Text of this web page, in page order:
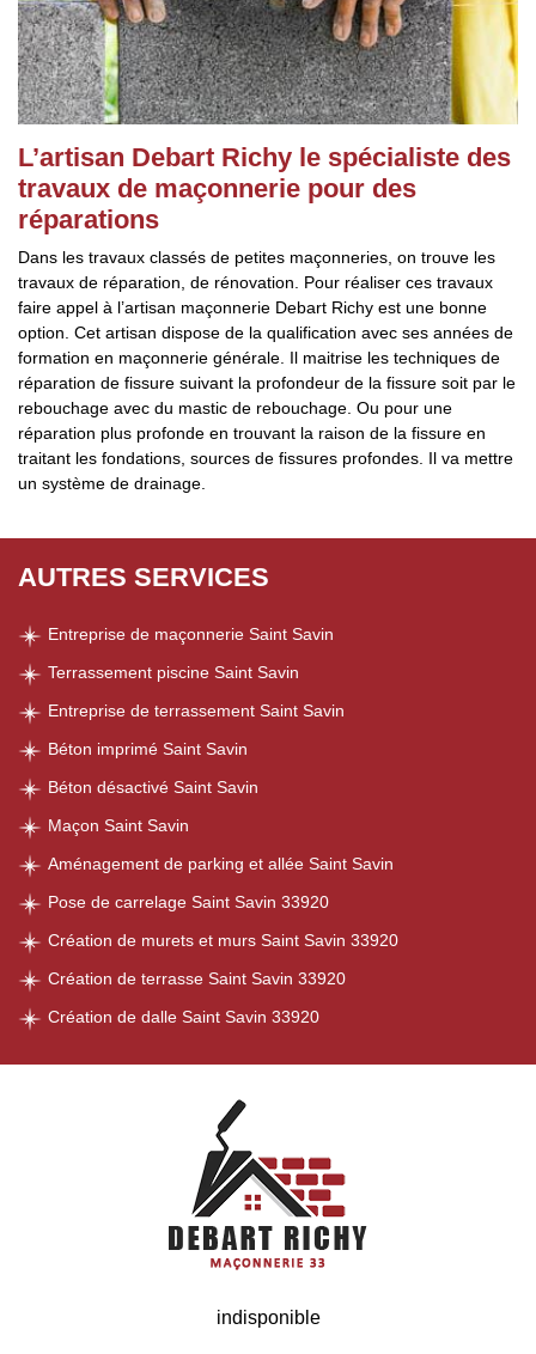
L’artisan Debart Richy le spécialiste des
travaux de maçonnerie pour des
réparations
Dans les travaux classés de petites maçonneries, on trouve les
travaux de réparation, de rénovation. Pour réaliser ces travaux
faire appel à l’artisan maçonnerie Debart Richy est une bonne
option. Cet artisan dispose de la qualification avec ses années de
formation en maçonnerie générale. Il maitrise les techniques de
réparation de fissure suivant la profondeur de la fissure soit par le
rebouchage avec du mastic de rebouchage. Ou pour une
réparation plus profonde en trouvant la raison de la fissure en
traitant les fondations, sources de fissures profondes. Il va mettre
un système de drainage.
AUTRES SERVICES
Entreprise de maçonnerie Saint Savin
Terrassement piscine Saint Savin
Entreprise de terrassement Saint Savin
Béton imprimé Saint Savin
Béton désactivé Saint Savin
Maçon Saint Savin
Aménagement de parking et allée Saint Savin
Pose de carrelage Saint Savin 33920
Création de murets et murs Saint Savin 33920
Création de terrasse Saint Savin 33920
Création de dalle Saint Savin 33920
indisponible